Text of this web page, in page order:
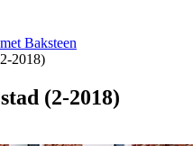
Baksteen
2018)
(2-2018)